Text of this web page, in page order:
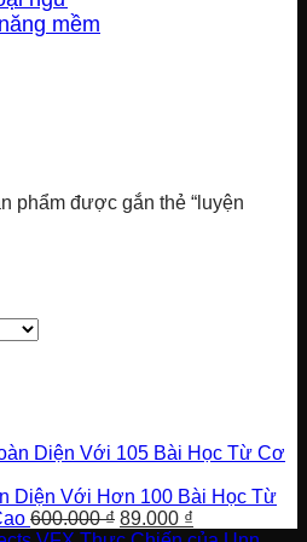
mềm
phẩm được gắn thẻ “luyện
Diện Với Hơn 100 Bài Học Từ
600.000₫ Giá
89.000 ₫